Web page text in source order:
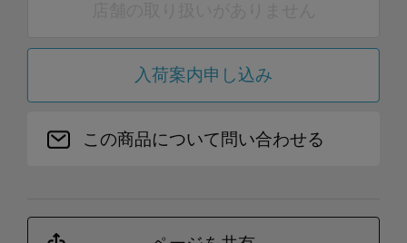
この商品について問い合わせる
入荷案内申し込み